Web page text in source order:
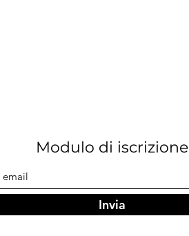
Modulo di iscrizione
Invia